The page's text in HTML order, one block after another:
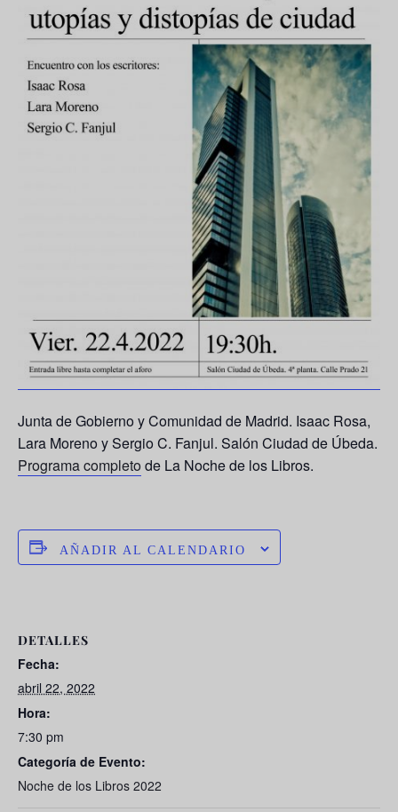
Junta de Gobierno y Comunidad de Madrid. Isaac Rosa,
Lara Moreno ySergio C. Fanjul. Salón Ciudad de Úbeda.
Programa completo de La Noche de los Libros.
AÑADIR AL CALENDARIO
DETALLES
Fecha:
abril 22, 2022
Hora:
7:30 pm
Categoría de Evento:
Noche de los Libros 2022